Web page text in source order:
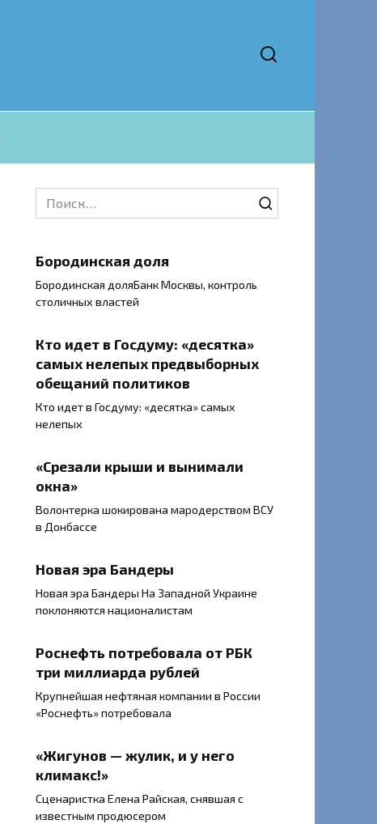
Search
for:
Бородинская доля
Бородинская доляБанк Москвы, контроль
столичных властей
Кто идет в Госдуму: «десятка»
самых нелепых предвыборных
обещаний политиков
Кто идет в Госдуму: «десятка» самых
нелепых
«Срезали крыши и вынимали
окна»
Волонтерка шокирована мародерством ВСУ
в Донбассе
Новая эра Бандеры
Новая эра Бандеры На Западной Украине
поклоняются националистам
Роснефть потребовала от РБК
три миллиарда рублей
Крупнейшая нефтяная компании в России
«Роснефть» потребовала
«Жигунов — жулик, и у него
климакс!»
Сценаристка Елена Райская, снявшая с
известным продюсером